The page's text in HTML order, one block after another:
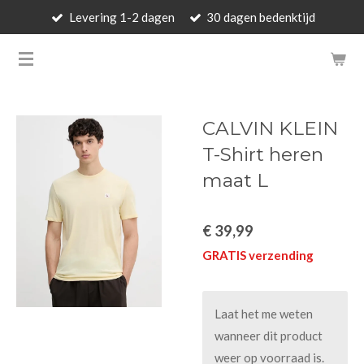
naar
BARBARA'S WALLET -
Levering 1-2 dagen 30 dagen bedenktijd
CALVIN KLEIN
T-Shirt heren
maat L
€ 39,99
GRATIS verzending
Laat het me weten
wanneer dit product
weer op voorraad is.